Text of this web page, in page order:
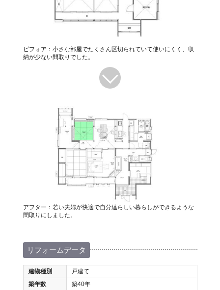
ビフォア：小さな部屋でたくさん区切られていて使いにくく、収
納が少ない間取りでした。
アフター：若い夫婦が快適で自分達らしい暮らしができるような
間取りにしました。
リフォームデータ
建物種別
戸建て
築年数
築40年